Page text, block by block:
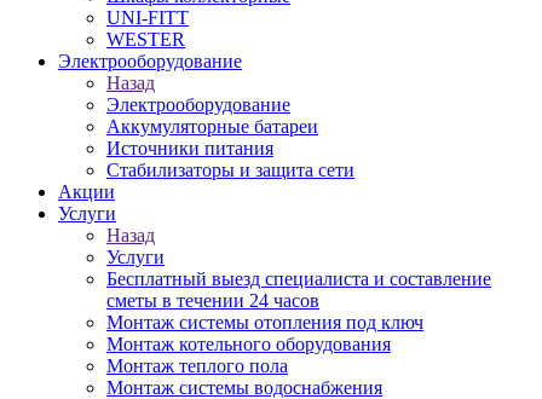
UNI-FITT
WESTER
Электрооборудование
Назад
Электрооборудование
Аккумуляторные батареи
Источники питания
Стабилизаторы и защита сети
Акции
Услуги
Назад
Услуги
Бесплатный выезд специалиста и составление
сметы в течении 24 часов
Монтаж системы отопления под ключ
Монтаж котельного оборудования
Монтаж теплого пола
Монтаж системы водоснабжения